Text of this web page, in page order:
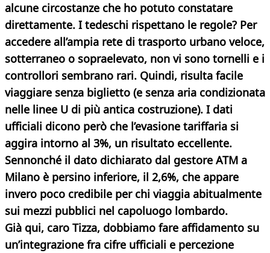
alcune circostanze che ho potuto constatare
direttamente. I tedeschi rispettano le regole? Per
accedere all’ampia rete di trasporto urbano veloce,
sotterraneo o sopraelevato, non vi sono tornelli e i
controllori sembrano rari. Quindi, risulta facile
viaggiare senza biglietto (e senza aria condizionata
nelle linee U di più antica costruzione). I dati
ufficiali dicono però che l’evasione tariffaria si
aggira intorno al 3%, un risultato eccellente.
Sennonché il dato dichiarato dal gestore ATM a
Milano è persino inferiore, il 2,6%, che appare
invero poco credibile per chi viaggia abitualmente
sui mezzi pubblici nel capoluogo lombardo.
Già qui, caro Tizza, dobbiamo fare affidamento su
un’integrazione fra cifre ufficiali e percezione